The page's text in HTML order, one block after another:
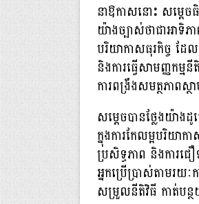
នាឱកាសនោះ សម្តេចធិ
យ៉ាងច្បាស់ថាជាអាទិ
បរិយាកាសធុរកិច្ច ដែ
និងការធ្វើសាមញ្ញកម្ម
ការពង្រឹងសមត្ថភាពស្
សម្ដេចបានថ្លែងយ៉ាង
ក្នុងការកែលម្អបរិយា
ប្រសិទ្ធភាព និងការ
អ្នកប្រើប្រាស់តាមរយៈ
សម្រួលនីតិវិធី កាត់បន្